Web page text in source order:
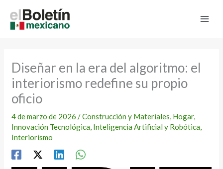
contenido
Diseñar en la era del algoritmo: el
interiorismo redefine su propio
oficio
4 de marzo de 2026/Construcción y Materiales, Hogar,
Innovación Tecnológica, Inteligencia Artificial y Robótica,
Interiorismo